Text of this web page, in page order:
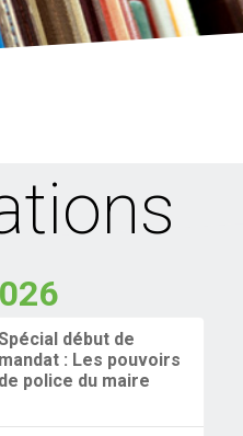
début de
mandat : Les pouvoirs
de police du maire